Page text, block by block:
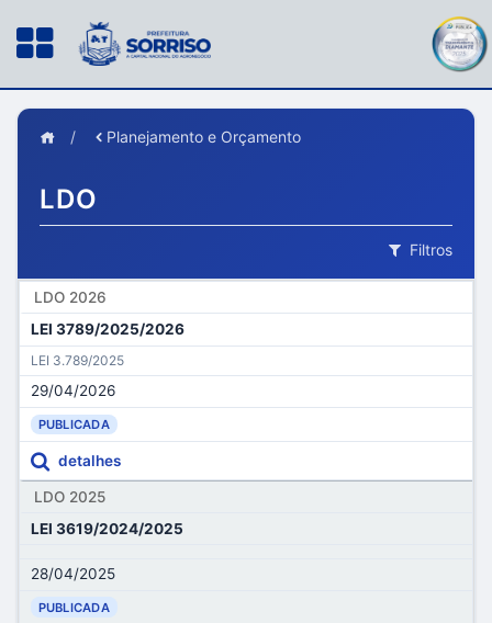
/ Planejamento e Orçamento
LDO
Filtros
LDO 2026
LEI 3789/2025/2026
LEI 3.789/2025
29/04/2026
PUBLICADA
detalhes
LDO 2025
LEI 3619/2024/2025
28/04/2025
PUBLICADA